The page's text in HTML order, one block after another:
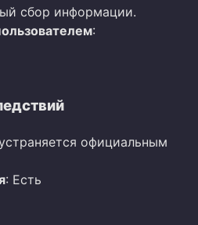
сбор информации.
:
официальным
: Есть